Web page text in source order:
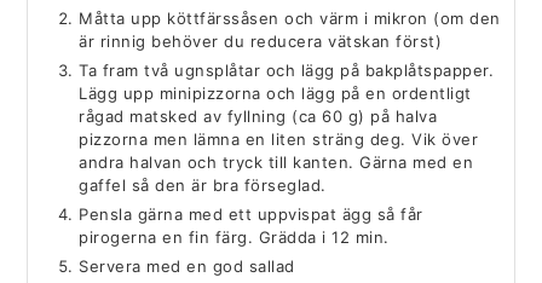
Måtta upp köttfärssåsen och värm i mikron (om den
är rinnig behöver du reducera vätskan först)
Ta fram två ugnsplåtar och lägg på bakplåtspapper.
Lägg upp minipizzorna och lägg på en ordentligt
rågad matsked av fyllning (ca 60 g) på halva
pizzorna men lämna en liten sträng deg. Vik över
andra halvan och tryck till kanten. Gärna med en
gaffel så den är bra förseglad.
Pensla gärna med ett uppvispat ägg så får
pirogerna en fin färg. Grädda i 12 min.
Servera med en god sallad